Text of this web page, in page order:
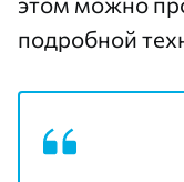
подробной